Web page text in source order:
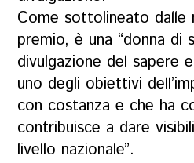
Come sottolineato dalle
premio, è una “donna di
divulgazione del sapere
uno degli obiettivi
con costanza e che ha
contribuisce a dare
livello nazionale”.